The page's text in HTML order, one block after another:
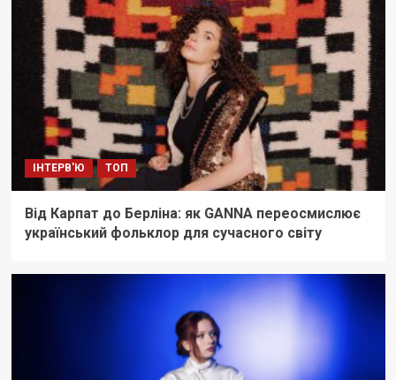
ІНТЕРВ'Ю ТОП
Від Карпат до Берліна: як GANNA переосмислює
український фольклор для сучасного світу